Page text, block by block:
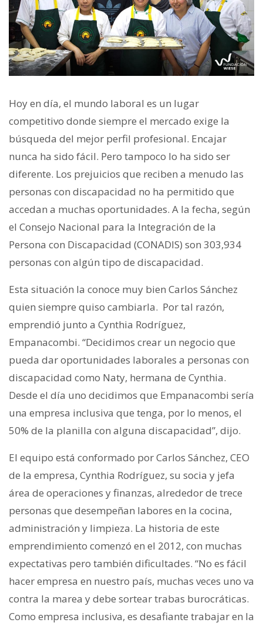
Hoy en día, el mundo laboral es un lugar
competitivo donde siempre el mercado exige la
búsqueda del mejor perfil profesional. Encajar
nunca ha sido fácil. Pero tampoco lo ha sido ser
diferente. Los prejuicios que reciben a menudo las
personas con discapacidad no ha permitido que
accedan a muchas oportunidades. A la fecha, según
el Consejo Nacional para la Integración de la
Persona con Discapacidad (CONADIS) son 303,934
personas con algún tipo de discapacidad.
Esta situación la conoce muy bien Carlos Sánchez
quien siempre quiso cambiarla. Por tal razón,
emprendió junto a Cynthia Rodríguez,
Empanacombi. “Decidimos crear un negocio que
pueda dar oportunidades laborales a personas con
discapacidad como Naty, hermana de Cynthia.
Desde el día uno decidimos que Empanacombi sería
una empresa inclusiva que tenga, por lo menos, el
50% de la planilla con alguna discapacidad”, dijo.
El equipo está conformado por Carlos Sánchez, CEO
de la empresa, Cynthia Rodríguez, su socia y jefa
área de operaciones y finanzas, alrededor de trece
personas que desempeñan labores en la cocina,
administración y limpieza. La historia de este
emprendimiento comenzó en el 2012, con muchas
expectativas pero también dificultades. “No es fácil
hacer empresa en nuestro país, muchas veces uno va
contra la marea y debe sortear trabas burocráticas.
Como empresa inclusiva, es desafiante trabajar en la